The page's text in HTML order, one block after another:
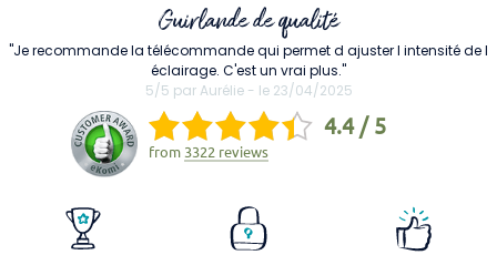
Guirlande de qualité
"Je recommande la télécommande qui permet d ajuster l intensité de l
éclairage. C'est un vrai plus."
5/5 par Aurélie - le 23/04/2025
4.4 / 5
from 3322 reviews